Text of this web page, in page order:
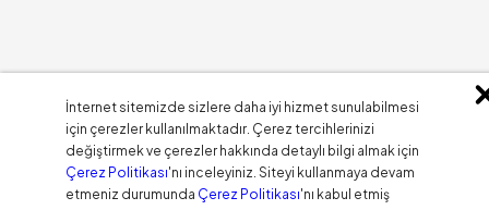
İnternet sitemizde sizlere daha iyi hizmet sunulabilmesi
için çerezler kullanılmaktadır. Çerez tercihlerinizi
değiştirmek ve çerezler hakkında detaylı bilgi almak için
Çerez Politikası'nı inceleyiniz. Siteyi kullanmaya devam
etmeniz durumunda Çerez Politikası'nı kabul etmiş